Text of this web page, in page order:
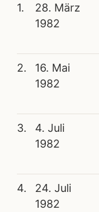
1.
28. März
1982
2.
16. Mai
1982
3.
4. Juli
1982
4.
24. Juli
1982